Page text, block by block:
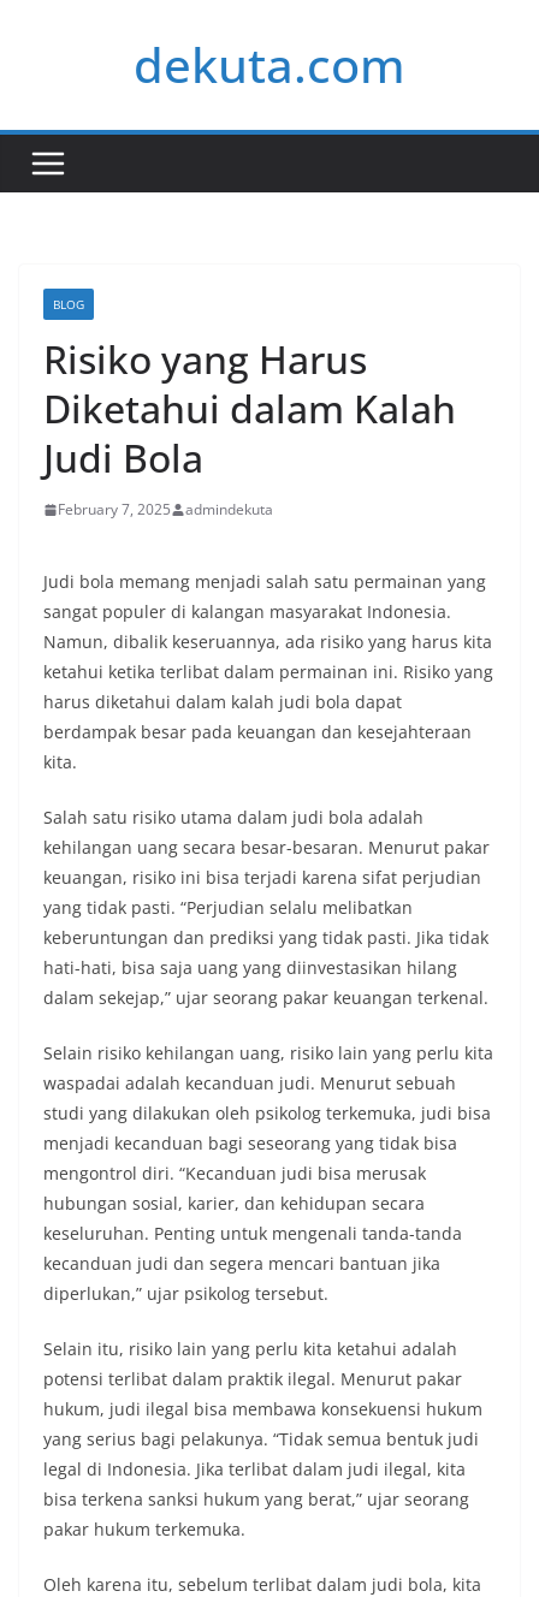
dekuta.com
BLOG
Risiko yang Harus
Diketahui dalam Kalah
Judi Bola
February 7, 2025 admindekuta
Judi bola memang menjadi salah satu permainan yang
sangat populer di kalangan masyarakat Indonesia.
Namun, dibalik keseruannya, ada risiko yang harus kita
ketahui ketika terlibat dalam permainan ini. Risiko yang
harus diketahui dalam kalah judi bola dapat
berdampak besar pada keuangan dan kesejahteraan
kita.
Salah satu risiko utama dalam judi bola adalah
kehilangan uang secara besar-besaran. Menurut pakar
keuangan, risiko ini bisa terjadi karena sifat perjudian
yang tidak pasti. “Perjudian selalu melibatkan
keberuntungan dan prediksi yang tidak pasti. Jika tidak
hati-hati, bisa saja uang yang diinvestasikan hilang
dalam sekejap,” ujar seorang pakar keuangan terkenal.
Selain risiko kehilangan uang, risiko lain yang perlu kita
waspadai adalah kecanduan judi. Menurut sebuah
studi yang dilakukan oleh psikolog terkemuka, judi bisa
menjadi kecanduan bagi seseorang yang tidak bisa
mengontrol diri. “Kecanduan judi bisa merusak
hubungan sosial, karier, dan kehidupan secara
keseluruhan. Penting untuk mengenali tanda-tanda
kecanduan judi dan segera mencari bantuan jika
diperlukan,” ujar psikolog tersebut.
Selain itu, risiko lain yang perlu kita ketahui adalah
potensi terlibat dalam praktik ilegal. Menurut pakar
hukum, judi ilegal bisa membawa konsekuensi hukum
yang serius bagi pelakunya. “Tidak semua bentuk judi
legal di Indonesia. Jika terlibat dalam judi ilegal, kita
bisa terkena sanksi hukum yang berat,” ujar seorang
pakar hukum terkemuka.
Oleh karena itu, sebelum terlibat dalam judi bola, kita